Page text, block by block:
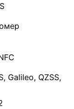
Galileo, QZSS,